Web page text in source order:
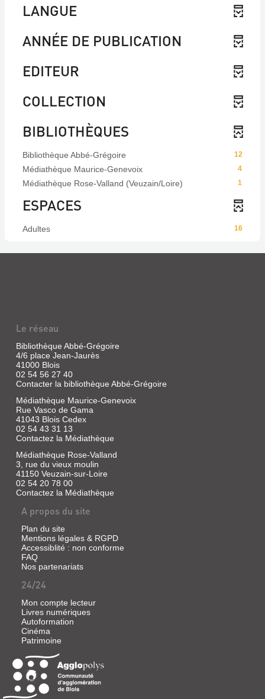
LANGUE
ANNÉE DE PUBLICATION
EDITEUR
COLLECTION
BIBLIOTHÈQUES
12
Bibliothèque Abbé-Grégoire
4
Médiathèque Maurice-Genevoix
1
Médiathèque Rose-Valland (Veuzain/Loire)
ESPACES
16
Adultes
Le réseau
Bibliothèque Abbé-Grégoire
4/6 place Jean-Jaurès
41000 Blois
02 54 56 27 40
Contacter la bibliothèque Abbé-Grégoire
Médiathèque Maurice-Genevoix
Rue Vasco de Gama
41043 Blois Cedex
02 54 43 31 13
Contactez la Médiathèque
Médiathèque Rose-Valland
3, rue du vieux moulin
41150 Veuzain-sur-Loire
02 54 20 78 00
Contactez la Médiathèque
A propos du site
Plan du site
Mentions légales & RGPD
Accessiblité : non conforme
FAQ
Nos partenariats
24/24
Mon compte lecteur
Livres numériques
Autoformation
Cinéma
Patrimoine